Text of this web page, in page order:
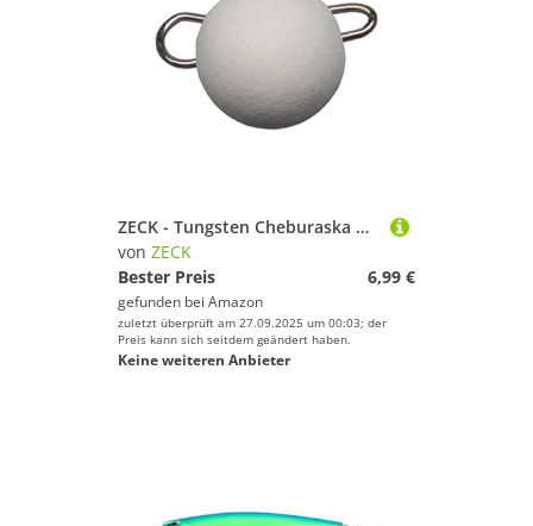
ZECK - Tungsten Cheburaska Head - Zwei Gewichte | 10g | White
von ZECK
Bester Preis
6,99 €
gefunden bei Amazon
zuletzt überprüft am 27.09.2025 um 00:03; der
Preis kann sich seitdem geändert haben.
Keine weiteren Anbieter